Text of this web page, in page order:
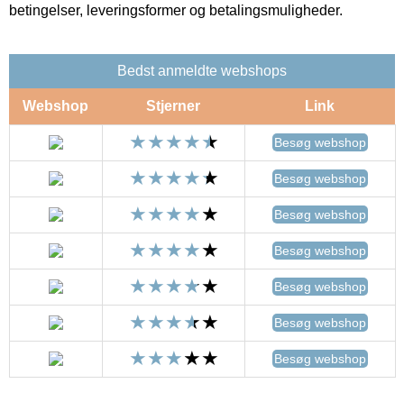
betingelser, leveringsformer og betalingsmuligheder.
Bedst anmeldte webshops
Webshop Stjerner Link
Besøg webshop
Besøg webshop
Besøg webshop
Besøg webshop
Besøg webshop
Besøg webshop
Besøg webshop